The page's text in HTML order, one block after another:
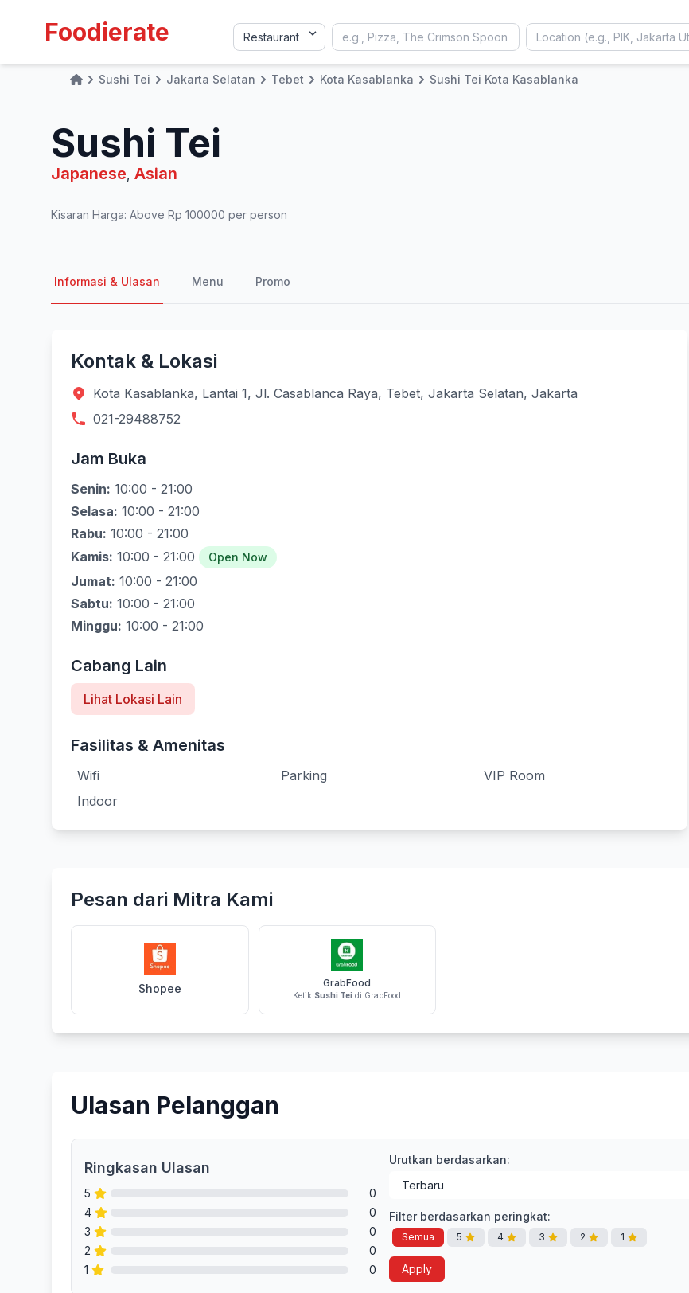
Foodierate
HomeSushi Tei Jakarta Selatan Tebet Kota Kasablanka Sushi Tei Kota Kasablanka
Sushi Tei
Japanese, Asian
Kisaran Harga: Above Rp 100000 per person
Informasi & Ulasan Menu Promo
Kontak & Lokasi
Kota Kasablanka, Lantai 1, Jl. Casablanca Raya, Tebet, Jakarta Selatan, Jakarta
021-29488752
Jam Buka
Senin: 10:00 - 21:00
Selasa: 10:00 - 21:00
Rabu: 10:00 - 21:00
Kamis: 10:00 - 21:00 Open Now
Jumat: 10:00 - 21:00
Sabtu: 10:00 - 21:00
Minggu: 10:00 - 21:00
Cabang Lain
Lihat Lokasi Lain
Fasilitas & Amenitas
Wifi Parking
VIP Room
Indoor
Pesan dari Mitra Kami
Shopee GrabFood
Ketik Sushi Tei di GrabFood
Ulasan Pelanggan
Ringkasan Ulasan
5
0
4
0
3
0
2
0
1
0
Urutkan berdasarkan:
Filter berdasarkan peringkat:
Semua 5 4 3 2 1
Apply